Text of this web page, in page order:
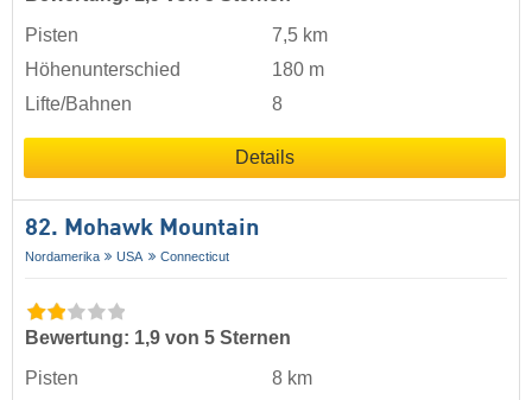
Pisten
7,5 km
Höhenunterschied
180 m
Lifte/Bahnen
8
Details
82. Mohawk Mountain
Nordamerika USA Connecticut
Bewertung: 1,9 von 5 Sternen
Pisten
8 km